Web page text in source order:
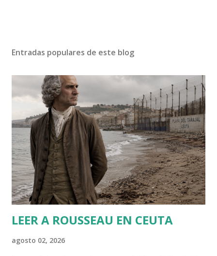
b
n
c
o
m
e
n
t
a
Entradas populares de este blog
LEER A ROUSSEAU EN CEUTA
agosto 02, 2026